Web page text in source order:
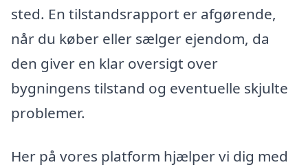
sted. En tilstandsrapport er afgørende,
når du køber eller sælger ejendom, da
den giver en klar oversigt over
bygningens tilstand og eventuelle skjulte
problemer.
Her på vores platform hjælper vi dig med